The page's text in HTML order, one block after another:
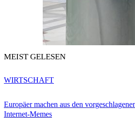
MEIST GELESEN
Europäer machen aus den
Internet-Memes
WIRTSCHAFT